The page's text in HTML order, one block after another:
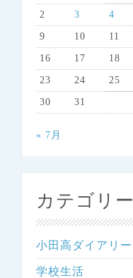
2 3 4
9 10 11
16 17 18
23 24 25
30 31
« 7月
カテゴリー
小田高ダイアリー
学校生活